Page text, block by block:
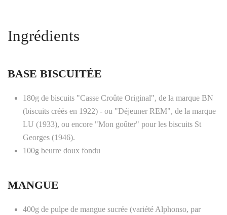
Ingrédients
BASE BISCUITÉE
180g de biscuits "Casse Croûte Original", de la marque BN
(biscuits créés en 1922) - ou "Déjeuner REM", de la marque
LU (1933), ou encore "Mon goûter" pour les biscuits St
Georges (1946).
100g beurre doux fondu
MANGUE
400g de pulpe de mangue sucrée (variété Alphonso, par